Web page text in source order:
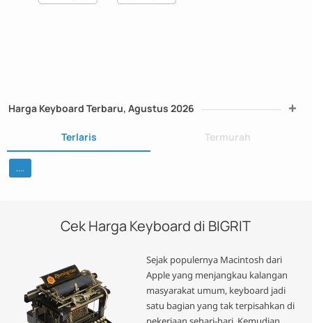
Harga Keyboard Terbaru, Agustus 2026 +
Terlaris Termurah
....
Cek Harga Keyboard di BIGRIT
Sejak populernya Macintosh dari
Apple yang menjangkau kalangan
masyarakat umum, keyboard jadi
satu bagian yang tak terpisahkan di